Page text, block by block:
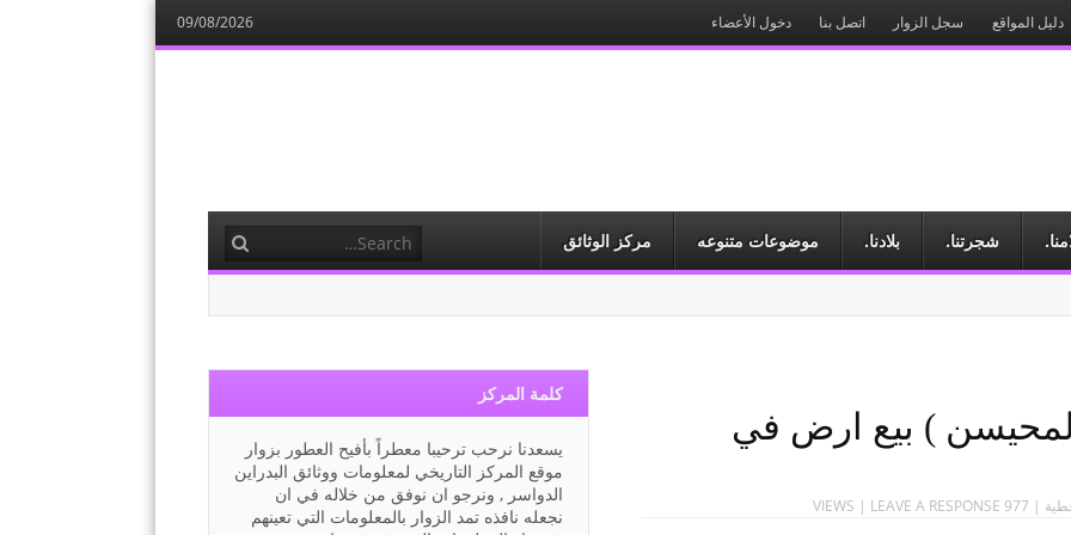
09/08/2026 دليل المواقع سجل الزوار اتصل بنا دخول الأعضاء
شجرتنا. بلادنا. موضوعات متنوعه مركز الوثائق
) بيع ارض في
| 977 VIEWS |
LEAVE A RESPONSE
كلمة المركز
يسعدنا نرحب ترحيبا معطراً بأفيح العطور بزوار
موقع المركز التاريخي لمعلومات ووثائق البدراين
الدواسر , ونرجو ان نوفق من خلاله في ان
نجعله نافذه تمد الزوار بالمعلومات التي تعينهم